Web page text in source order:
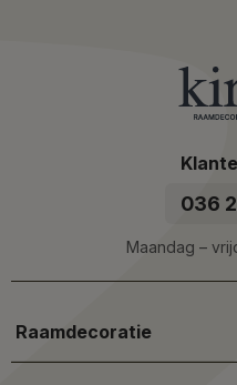
036
Maandag –
Raamdecoratie